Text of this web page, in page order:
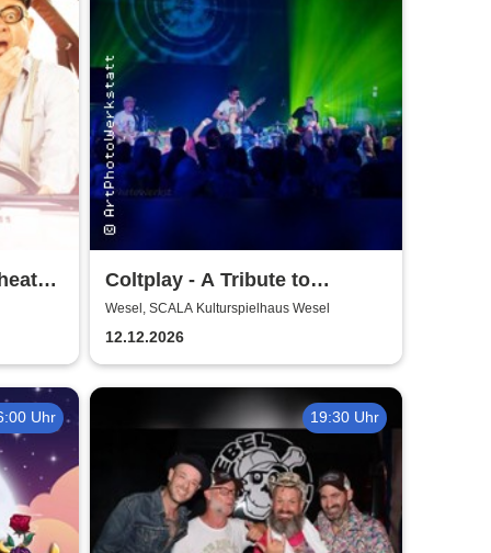
Coltplay - A Tribute to
Coldplay
Wesel, SCALA Kulturspielhaus Wesel
12.12.2026
Uhr 19:30 Uhr